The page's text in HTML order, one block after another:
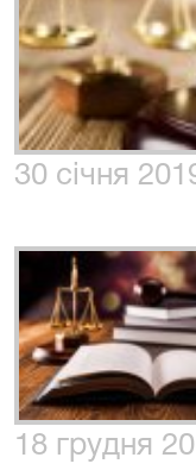
30 січня
18 грудня